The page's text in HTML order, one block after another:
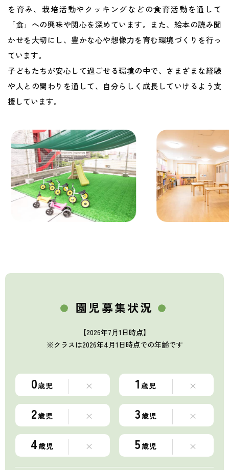
を育み、栽培活動やクッキングなどの食育活動を通して
「食」への興味や関心を深めています。また、絵本の読み聞
かせを大切にし、豊かな心や想像力を育む環境づくりを行っ
ています。
子どもたちが安心して過ごせる環境の中で、さまざまな経験
や人との関わりを通して、自分らしく成長していけるよう支
援しています。
園児募集状況
【2026年7月1日時点】
※クラスは2026年4月1日時点での年齢です
0歳児 × 1 歳児 ×
2歳児 × 3 歳児 ×
4 歳児 × 5 歳児 ×